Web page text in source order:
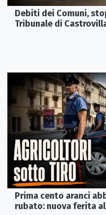
Debiti dei Comuni,
Tribunale di
Prima cento aranci
rubato: nuova ferita